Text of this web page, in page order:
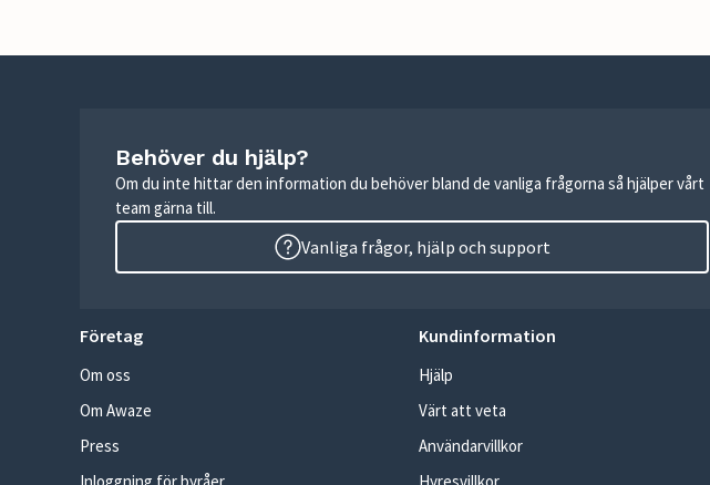
Behöver du hjälp?
Om du inte hittar den information du behöver bland de vanliga frågorna så hjälper vårt
team gärna till.
Vanliga frågor, hjälp och support
Företag
Om oss
Om Awaze
Press
Inloggning för byråer
Kundinformation
Hjälp
Värt att veta
Användarvillkor
Hyresvillkor